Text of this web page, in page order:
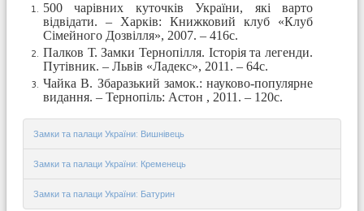
500 чарівних куточків України, які варто
відвідати. – Харків: Книжковий клуб «Клуб
Сімейного Дозвілля», 2007. – 416с.
Палков Т. Замки Тернопілля. Історія та легенди.
Путівник. – Львів «Ладекс», 2011. – 64с.
Чайка В. Збаразький замок.: науково-популярне
видання. – Тернопіль: Астон , 2011. – 120с.
Замки та палаци України: Вишнівець
Замки та палаци України: Кременець
Замки та палаци України: Батурин